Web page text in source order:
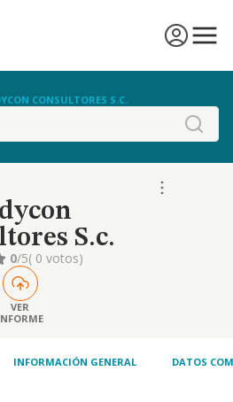
CONSULTORES S.C.
S.c.
0/5( 0 votos)
VER
INFORMACIÓN GENERAL DATOS